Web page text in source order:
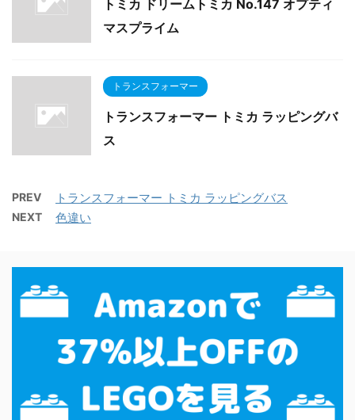
トミカ ドリームトミカ No.147 オプティ
マスプライム
トランスフォーマー
トランスフォーマー トミカ ラッピングバ
ス
PREV トランスフォーマー トミカ ラッピングバス
NEXT 色違い